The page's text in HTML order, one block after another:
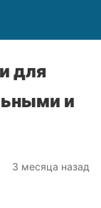
для
и
3 месяца назад